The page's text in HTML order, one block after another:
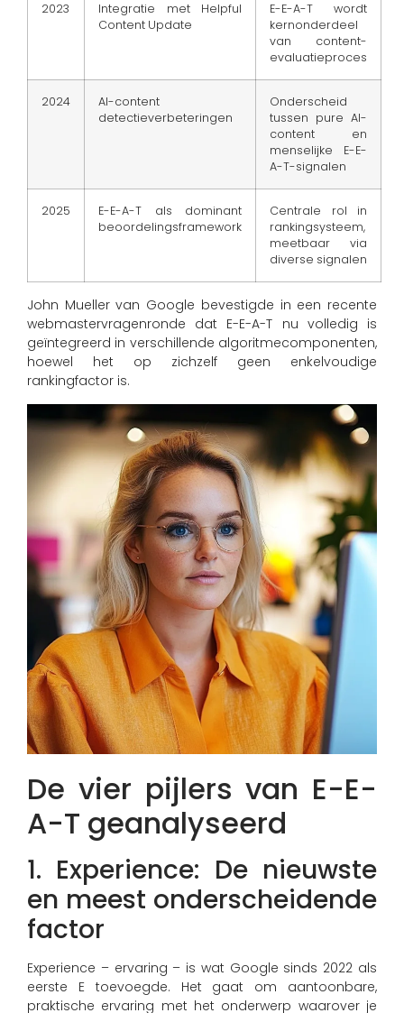
2023
Integratie met Helpful
Content Update
E-E-A-T wordt
kernonderdeel
van content-
evaluatieproces
2024
AI-content
detectieverbeteringen
Onderscheid
tussen pure AI-
content en
menselijke E-E-
A-T-signalen
2025
E-E-A-T als dominant
beoordelingsframework
Centrale rol in
rankingsysteem,
meetbaar via
diverse signalen
John Mueller van Google bevestigde in een recente
webmastervragenronde dat E-E-A-T nu volledig is
geïntegreerd in verschillende algoritmecomponenten,
hoewel het op zichzelf geen enkelvoudige
rankingfactor is.
De vier pijlers van E-E-
A-T geanalyseerd
1. Experience: De nieuwste
en meest onderscheidende
factor
Experience – ervaring – is wat Google sinds 2022 als
eerste E toevoegde. Het gaat om aantoonbare,
praktische ervaring met het onderwerp waarover je